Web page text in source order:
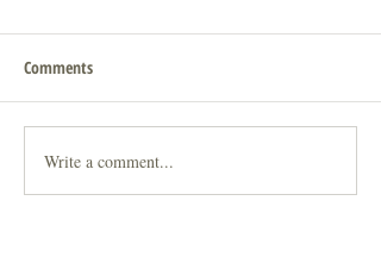
Comments
Write a comment...